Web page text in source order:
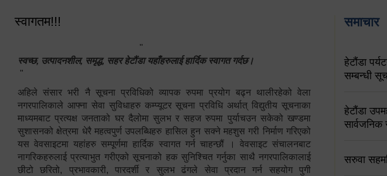
स्वागतम!!!
"
स्वच्छ, उत्पादनशील, समृद्ध, सहर हेटौंडा यहाँहरुलाई हार्दिक स्वागत गर्दछ।
"
अहिले संसार भरी नै सूचना प्रविधिको व्यापक रुपमा प्रयोग बढ्न थालीरहेको वेला
नगरपालिकाले आफ्ना सेवा सुविधाहरु कम्प्यूटर सूचना प्रविधि अर्थात् विद्युतीय सूचनाका
माध्यमबाट प्रत्यक्ष जनताको घर दैलोमा सुलभ र सहज रुपमा पुर्याचउन सकेको खण्डमा
सुशासनको क्षेत्रमा धेरै महत्वपुर्ण उपलब्धिहरु हासिल हुन सक्ने महशुस गरी निर्माण गरिएको
यस वेवसाइटमा यहांहरु सम्पूर्णमा हार्दिक स्वागत गर्न चाहन्छौं । वेवसाइट संचालनबाट
नागरिकहरुलाई प्रत्याभुत गरीएको सूचनाको हक सुनिश्चित गर्नुका साथै नगरपालिकालाई
छीटो छरितो, प्रभावकारी, पारदर्शी र सुलभ ढंगले सेवा प्रदान गर्न सहयोग पुगी
समाचार
हेटौंडा
सम्बन्धी
हेटौंडा
सार्वजनिक
सरुवा